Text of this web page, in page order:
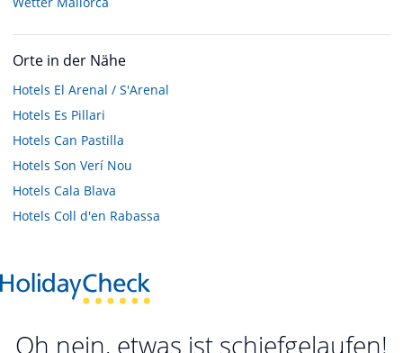
Orte in der Nähe
Hotels El Arenal / S'Arenal
Hotels Es Pillari
Hotels Can Pastilla
Hotels Son Verí Nou
Hotels Cala Blava
Hotels Coll d'en Rabassa
Oh nein, etwas ist schiefgelaufen!